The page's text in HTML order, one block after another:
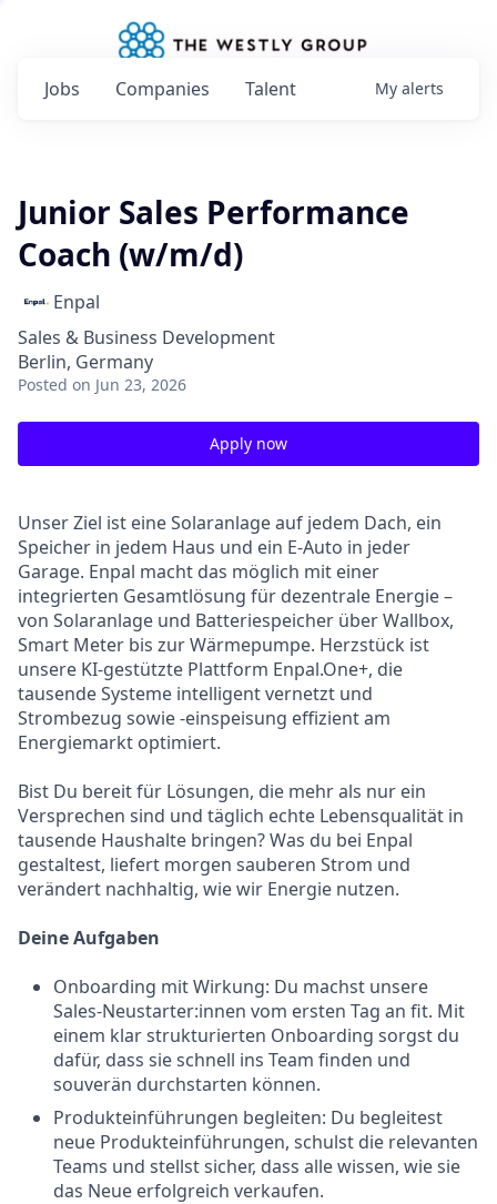
Jobs Companies Talent My alerts
Junior Sales Performance
Coach (w/m/d)
Enpal
Sales & Business Development
Berlin, Germany
Posted on Jun 23, 2026
Apply now
Unser Ziel ist eine Solaranlage auf jedem Dach, ein
Speicher in jedem Haus und ein E-Auto in jeder
Garage. Enpal macht das möglich mit einer
integrierten Gesamtlösung für dezentrale Energie –
von Solaranlage und Batteriespeicher über Wallbox,
Smart Meter bis zur Wärmepumpe. Herzstück ist
unsere KI-gestützte Plattform Enpal.One+, die
tausende Systeme intelligent vernetzt und
Strombezug sowie -einspeisung effizient am
Energiemarkt optimiert.
Bist Du bereit für Lösungen, die mehr als nur ein
Versprechen sind und täglich echte Lebensqualität in
tausende Haushalte bringen? Was du bei Enpal
gestaltest, liefert morgen sauberen Strom und
verändert nachhaltig, wie wir Energie nutzen.
Deine Aufgaben
Onboarding mit Wirkung: Du machst unsere
Sales-Neustarter:innen vom ersten Tag an fit. Mit
einem klar strukturierten Onboarding sorgst du
dafür, dass sie schnell ins Team finden und
souverän durchstarten können.
Produkteinführungen begleiten: Du begleitest
neue Produkteinführungen, schulst die relevanten
Teams und stellst sicher, dass alle wissen, wie sie
das Neue erfolgreich verkaufen.